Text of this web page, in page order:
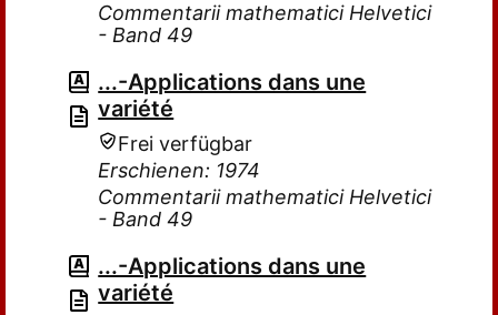
Commentarii mathematici Helvetici
- Band 49
...-Applications dans une
variété
Frei verfügbar
Erschienen: 1974
Commentarii mathematici Helvetici
- Band 49
...-Applications dans une
variété